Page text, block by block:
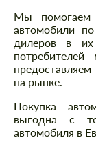
Мы помогаем
автомобили
дилеров в их
на рынке.
Покупка
выгодна с
автомобиля в